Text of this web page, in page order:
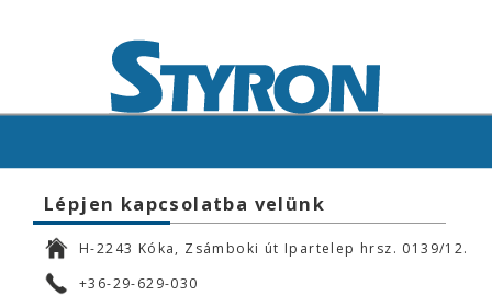
Lépjen kapcsolatba velünk
H-2243 Kóka, Zsámboki út Ipartelep hrsz. 0139/12.
+36-29-629-030